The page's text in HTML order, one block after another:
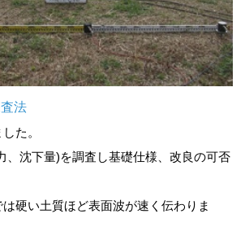
法
た。
、沈下量)を調査し基礎仕様、改良の可否
硬い土質ほど表面波が速く伝わりま